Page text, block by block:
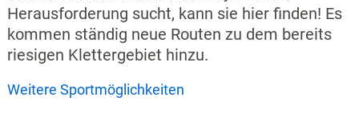
Herausforderung sucht, kann sie hier finden! Es
kommen ständig neue Routen zu dem bereits
riesigen Klettergebiet hinzu.
Weitere Sportmöglichkeiten